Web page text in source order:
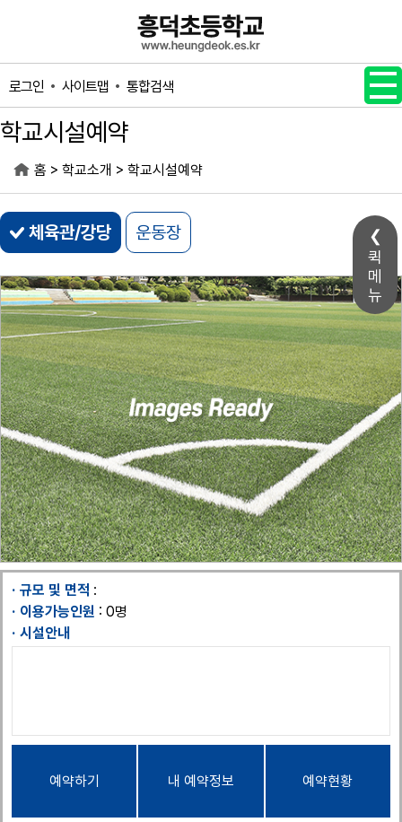
퀵
메
뉴
로그인 사이트맵 통합검색
학교시설예약
홈 > 학교소개 > 학교시설예약
체육관/강당 운동장
규모 및 면적 :
이용가능인원 : 0명
시설안내
예약하기 내 예약정보 예약현황